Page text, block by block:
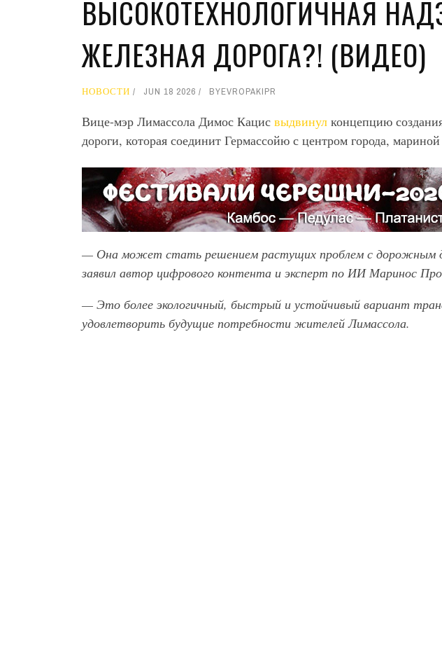
ВЫСОКОТЕХНОЛОГИЧНАЯ
ЖЕЛЕЗНАЯ ДОРОГА?! (ВИДЕО)
НОВОСТИ JUN 18 2026 BYEVROPAKIPR
Вице-мэр Лимассола Димос Кацис выдвинул концепцию
дороги, которая соединит Гермассойю с центром города,
— Она может стать решением растущих проблем с дорожным
заявил автор цифрового контента и эксперт по ИИ Маринос
— Это более экологичный, быстрый и устойчивый вариант
удовлетворить будущие потребности жителей Лимассола.